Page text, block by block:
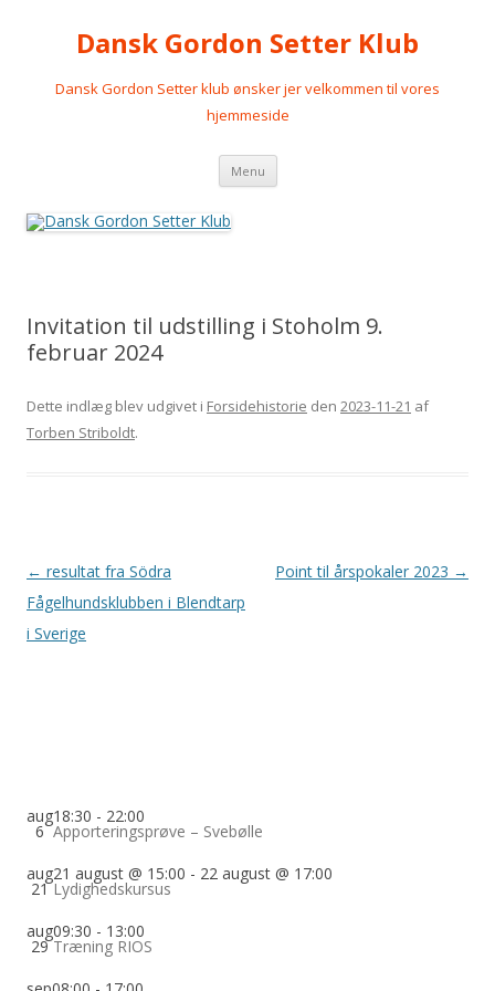
Dansk Gordon Setter Klub
Dansk Gordon Setter klub ønsker jer velkommen til vores
hjemmeside
Menu Videre
indhold
Invitation til udstilling i Stoholm 9.
februar 2024
Dette indlæg blev udgivet i Forsidehistorie den 2023-11-21 af
Torben Striboldt.
Indlægsnavigation
← resultat fra Södra
Fågelhundsklubben i Blendtarp
i Sverige
Point til årspokaler 2023 →
aug
6
18:30 - 22:00
Apporteringsprøve – Svebølle
aug
21
21 august @ 15:00 - 22 august @ 17:00
Lydighedskursus
aug
29
09:30 - 13:00
Træning RIOS